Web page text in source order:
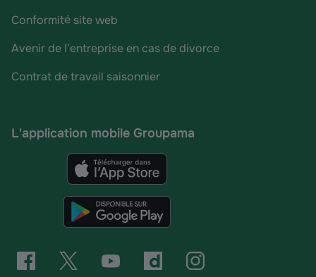
Conformité site web
Avenir de l’entreprise en cas de divorce
Contrat de travail saisonnier
L'application mobile Groupama